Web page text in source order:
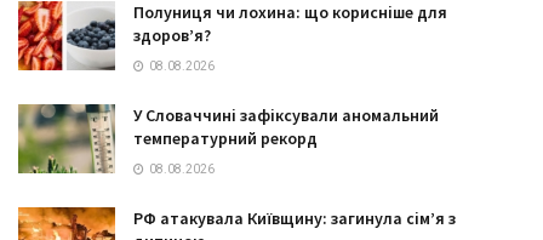
Полуниця чи лохина: що корисніше для
здоров’я?
08.08.2026
У Словаччині зафіксували аномальний
температурний рекорд
08.08.2026
РФ атакувала Київщину: загинула сім’я з